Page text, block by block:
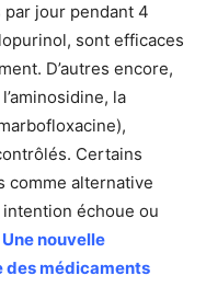
jour pendant 4
sont efficaces
D’autres encore,
la
Certains
comme alternative
échoue ou
Une nouvelle
des médicaments